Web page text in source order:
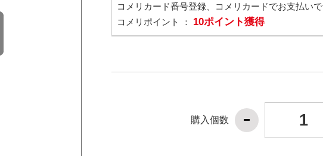
コメリカード番号登録、コメリカードでお支払いで
コメリポイント ： 10ポイント獲得
購入個数